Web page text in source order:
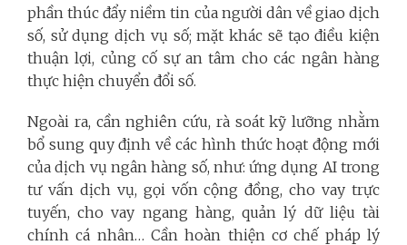
phần thúc đẩy niềm tin của người dân về giao dịch
số, sử dụng dịch vụ số; mặt khác sẽ tạo điều kiện
thuận lợi, củng cố sự an tâm cho các ngân hàng
thực hiện chuyển đổi số.
Ngoài ra, cần nghiên cứu, rà soát kỹ lưỡng nhằm
bổ sung quy định về các hình thức hoạt động mới
của dịch vụ ngân hàng số, như: ứng dụng AI trong
tư vấn dịch vụ, gọi vốn cộng đồng, cho vay trực
tuyến, cho vay ngang hàng, quản lý dữ liệu tài
chính cá nhân… Cần hoàn thiện cơ chế pháp lý